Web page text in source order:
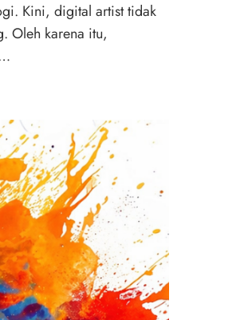
Kini, digital artist tidak
Oleh karena itu,